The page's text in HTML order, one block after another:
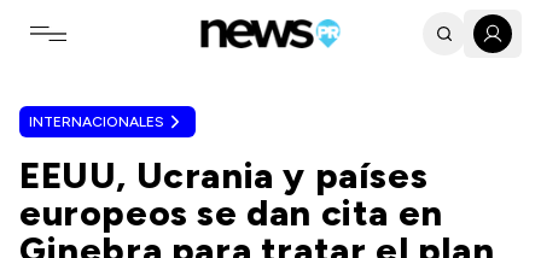
Toggle navigation menu
INTERNACIONALES
EEUU, Ucrania y países
europeos se dan cita en